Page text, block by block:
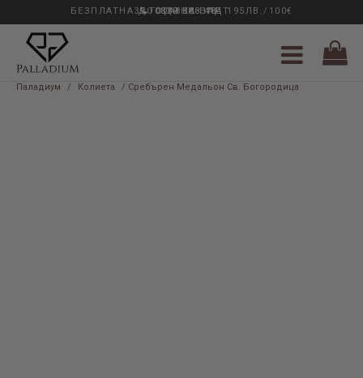
33 ГОДИНИ ОПИТ
БЕЗПЛАТНА ДОСТАВКА НАД 195ЛВ./100€
0889 888 484
Паладиум / Колиета / Сребърен Медальон Св. Богородица